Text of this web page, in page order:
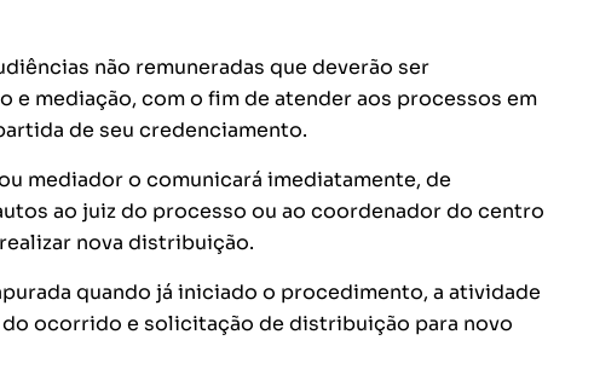
não remuneradas que deverão ser
e mediação, com o fim de atender aos processos em
de seu credenciamento.
mediador o comunicará imediatamente, de
ao juiz do processo ou ao coordenador do centro
nova distribuição.
quando já iniciado o procedimento, a atividade
ocorrido e solicitação de distribuição para novo